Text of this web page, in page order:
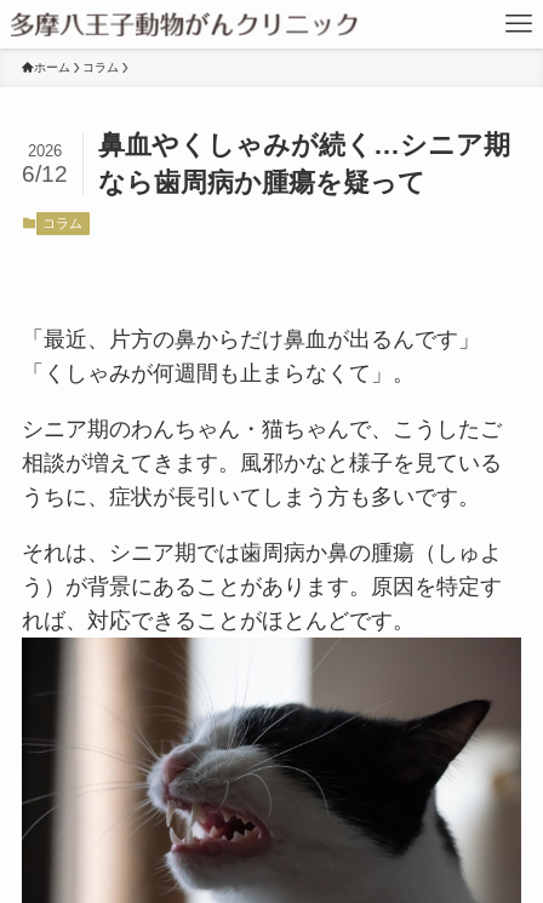
ホーム コラム
鼻血やくしゃみが続く…シニア期
なら歯周病か腫瘍を疑って
2026
6/12
コラム
「最近、片方の鼻からだけ鼻血が出るんです」
「くしゃみが何週間も止まらなくて」。
シニア期のわんちゃん・猫ちゃんで、こうしたご
相談が増えてきます。風邪かなと様子を見ている
うちに、症状が長引いてしまう方も多いです。
それは、シニア期では歯周病か鼻の腫瘍（しゅよ
う）が背景にあることがあります。原因を特定す
れば、対応できることがほとんどです。